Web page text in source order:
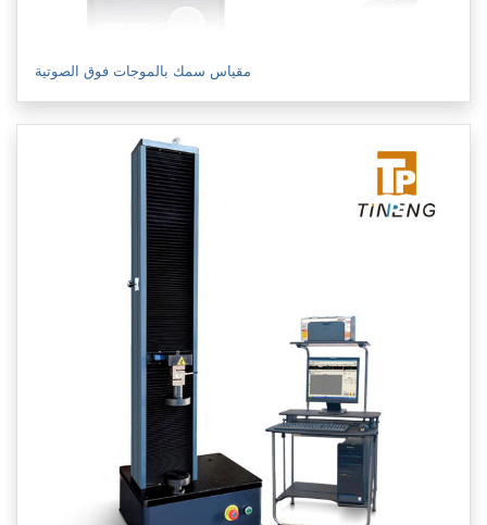
مقياس سمك بالموجات فوق الصوتية